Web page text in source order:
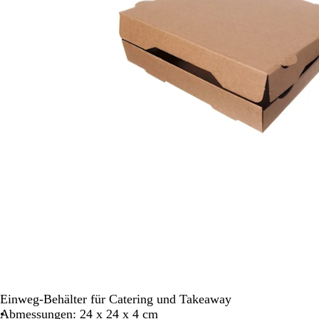
Einweg-Behälter für Catering und Takeaway
Abmessungen: 24 x 24 x 4 cm